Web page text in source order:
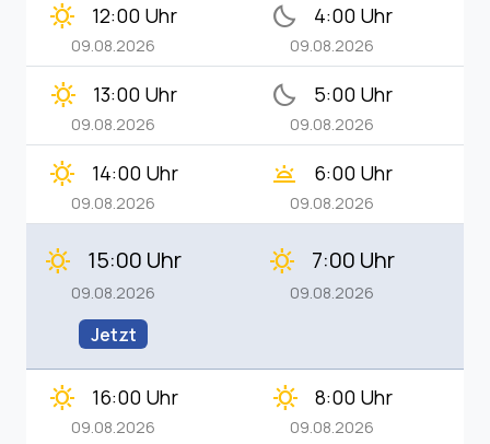
clear_day 12:00 Uhr
09.08.2026
bedtime 4:00 Uhr
09.08.2026
clear_day 13:00 Uhr
09.08.2026
bedtime 5:00 Uhr
09.08.2026
clear_day 14:00 Uhr
09.08.2026
wb_twilight 6:00 Uhr
09.08.2026
clear_day 15:00 Uhr
09.08.2026
Jetzt
clear_day 7:00 Uhr
09.08.2026
clear_day 16:00 Uhr
09.08.2026
clear_day 8:00 Uhr
09.08.2026